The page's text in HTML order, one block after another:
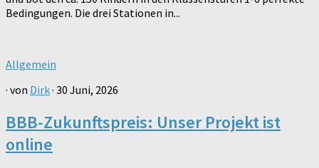
Bedingungen. Die drei Stationen in...
Allgemein
· von Dirk· 30 Juni, 2026
BBB-Zukunftspreis: Unser Projekt ist
online